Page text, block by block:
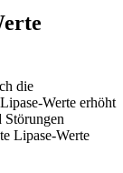
die
Werte erhöht
Störungen
Lipase-Werte